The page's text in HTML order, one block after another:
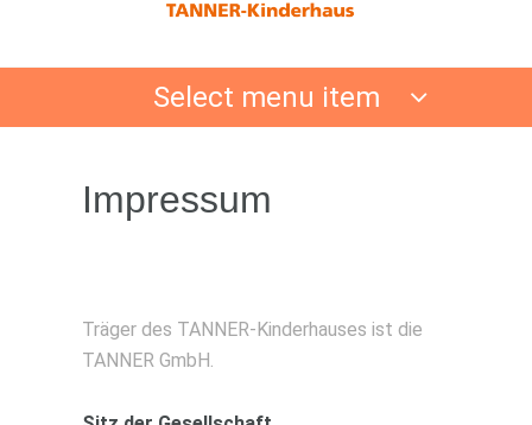
Select menu item
Impressum
Träger des TANNER-Kinderhauses ist die
TANNER GmbH.